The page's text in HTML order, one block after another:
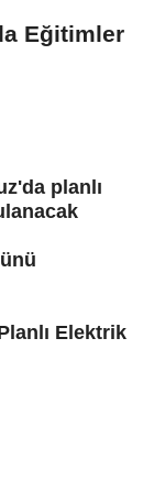
Eğitimler
planlı
Elektrik